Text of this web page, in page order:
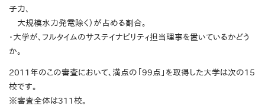
子力、
大規模水力発電除く）が占める割合。
・大学が、フルタイムのサステイナビリティ担当理事を置いているかどう
か。
2011年のこの審査において、満点の「99点」を取得した大学は次の15
校です。
※審査全体は311校。